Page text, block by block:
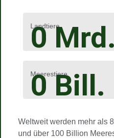
Landtiere
0 Mrd.
Meerestiere
0 Bill.
Weltweit werden mehr als
und über 100 Billion